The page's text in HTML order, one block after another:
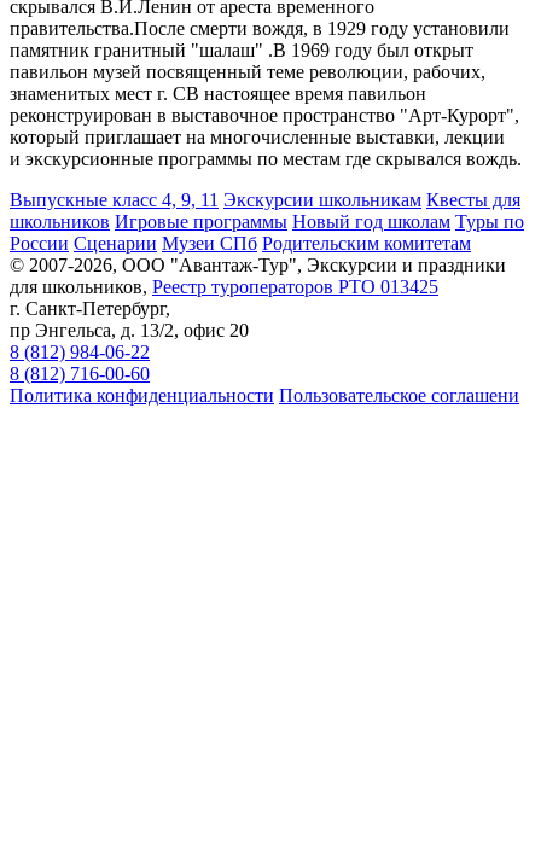
скрывался В.И.Ленин от ареста временного
правительства.После смерти вождя, в 1929 году установили
памятник гранитный "шалаш" .В 1969 году был открыт
павильон музей посвященный теме революции, рабочих,
знаменитых мест г. СВ настоящее время павильон
реконструирован в выставочное пространство "Арт-Курорт",
который приглашает на многочисленные выставки, лекции
и экскурсионные программы по местам где скрывался вождь.
Выпускные класс 4, 9, 11 Экскурсии школьникам Квесты для
школьников Игровые программы Новый год школам Туры по
России Сценарии Музеи СПб Родительским комитетам
© 2007-2026, ООО "Авантаж-Тур", Экскурсии и праздники
для школьников, Реестр туроператоров РТО 013425
г. Санкт-Петербург,
пр Энгельса, д. 13/2, офис 20
8 (812) 984-06-22
8 (812) 716-00-60
Политика конфиденциальности Пользовательское соглашени